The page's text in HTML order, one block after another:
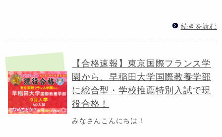
続きを読む
【合格速報】東京国際フランス学
園から、早稲田大学国際教養学部
に総合型・学校推薦特別入試で現
役合格！
みなさんこんにちは！